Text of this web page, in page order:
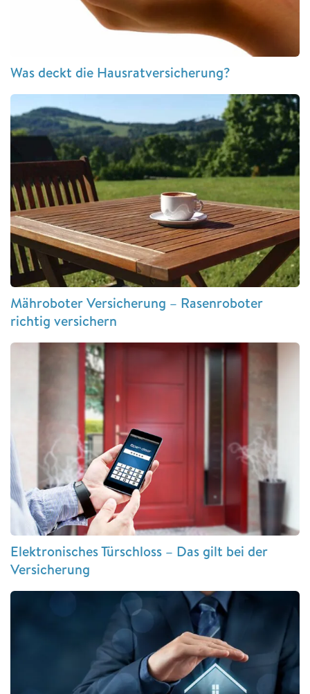
Was deckt die Hausratversicherung?
Mähroboter Versicherung – Rasenroboter
richtig versichern
Elektronisches Türschloss – Das gilt bei der
Versicherung